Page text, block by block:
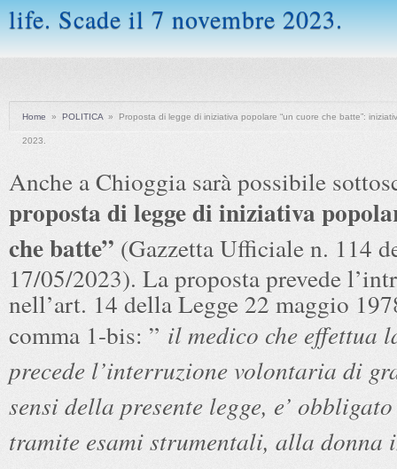
life. Scade il 7 novembre 2023.
Home » POLITICA » Proposta di legge di iniziativa popolare “un cuore che batte”:
2023.
Anche a Chioggia sarà possibile
proposta di legge di iniziativa
che batte” (Gazzetta Ufficiale n. 114
17/05/2023). La proposta prevede
nell’art. 14 della Legge 22 maggio
comma 1-bis: ” il medico che effettua
precede l’interruzione volontaria di
sensi della presente legge, e’
tramite esami strumentali, alla donna